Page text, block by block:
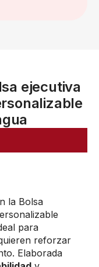
ejecutiva
la Bolsa
para
reforzar
Elaborada